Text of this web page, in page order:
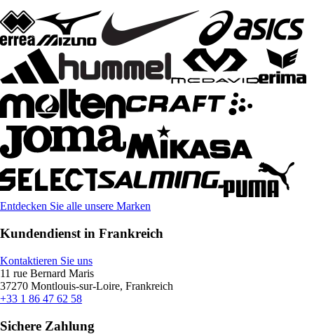
Entdecken Sie alle unsere Marken
Kundendienst in Frankreich
Kontaktieren Sie uns
11 rue Bernard Maris
37270 Montlouis-sur-Loire, Frankreich
+33 1 86 47 62 58
Sichere Zahlung